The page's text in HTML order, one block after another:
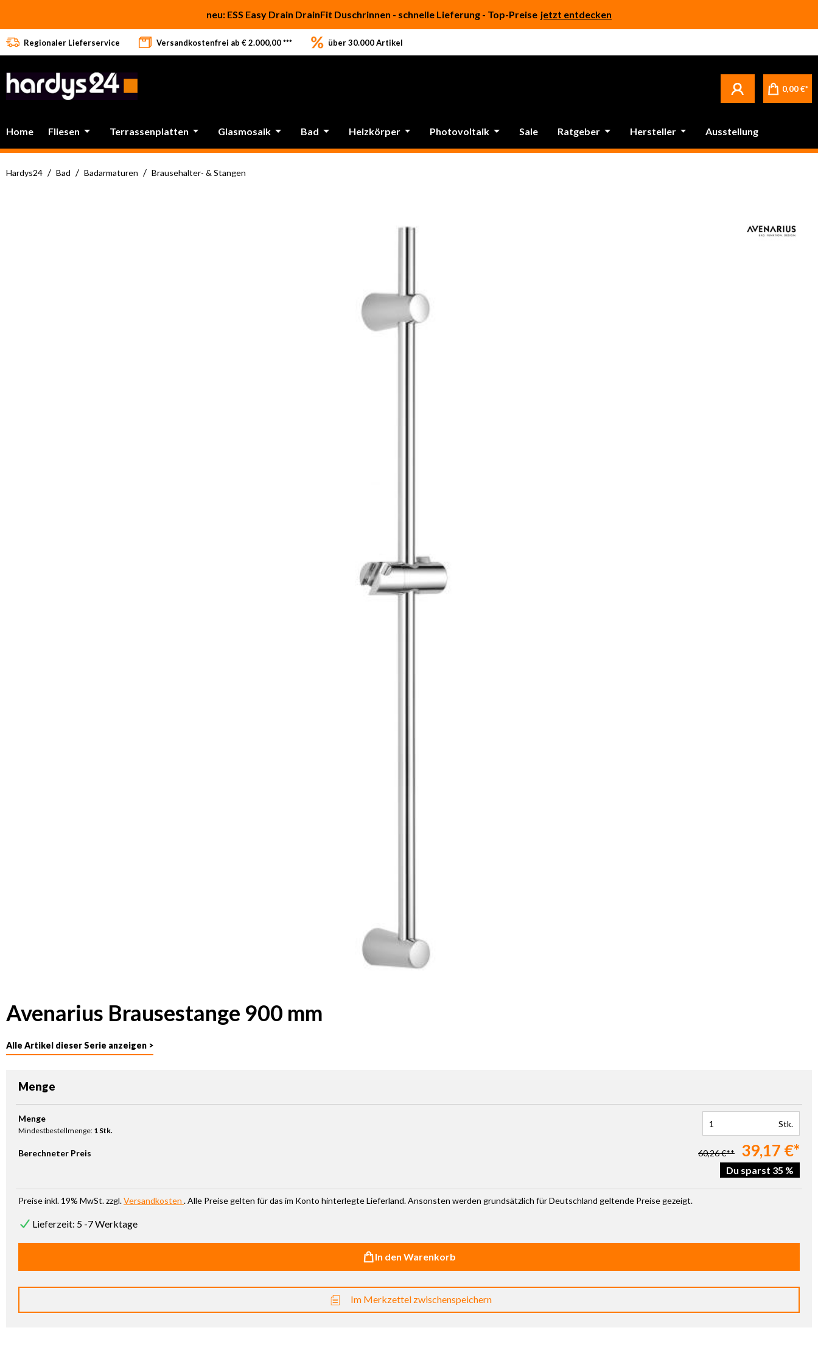
neu: ESS Easy Drain DrainFit Duschrinnen - schnelle Lieferung - Top-Preise jetzt entdecken
Regionaler Lieferservice Versandkostenfrei ab € 2.000,00 *** über 30.000 Artikel
0,00 €*
Home Fliesen Terrassenplatten Glasmosaik Bad Heizkörper Photovoltaik Sale Ratgeber Hersteller Ausstellung
Hardys24 / Bad / Badarmaturen / Brausehalter- & Stangen
Avenarius Brausestange 900 mm
Alle Artikel dieser Serie anzeigen >
Menge
Produkt Anzahl: Gib den gewünschten Wert ein oder benutze die Schaltflächen um die Anzahl zu erhöhen oder zu reduzieren.
Menge
Mindestbestellmenge: 1 Stk.
Stk.
Berechneter Preis 60,26 €** 39,17 €*
Du sparst 35 %
Preise inkl. 19% MwSt. zzgl.Versandkosten . Alle Preise gelten für das im Konto hinterlegte Lieferland. Ansonsten werden grundsätzlich für Deutschland geltende Preise gezeigt.
Lieferzeit: 5 -7 Werktage
In den Warenkorb
Im Merkzettel zwischenspeichern